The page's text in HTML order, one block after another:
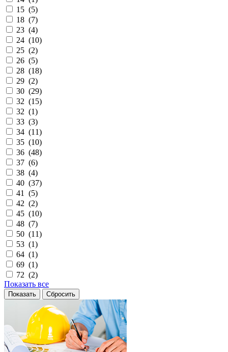
15 (5)
18 (7)
23 (4)
24 (10)
25 (2)
26 (5)
28 (18)
29 (2)
30 (29)
32 (15)
32 (1)
33 (3)
34 (11)
35 (10)
36 (48)
37 (6)
38 (4)
40 (37)
41 (5)
42 (2)
45 (10)
48 (7)
50 (11)
53 (1)
64 (1)
69 (1)
72 (2)
Показать все